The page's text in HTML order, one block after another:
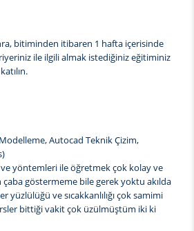
bitiminden itibaren 1 hafta içerisinde
ile ilgili almak istediğiniz eğitiminiz
Autocad Teknik Çizim,
yöntemleri ile öğretmek çok kolay ve
göstermeme bile gerek yoktu akılda
yüzlülüğü ve sıcakkanlılığı çok samimi
bittiği vakit çok üzülmüştüm iki ki